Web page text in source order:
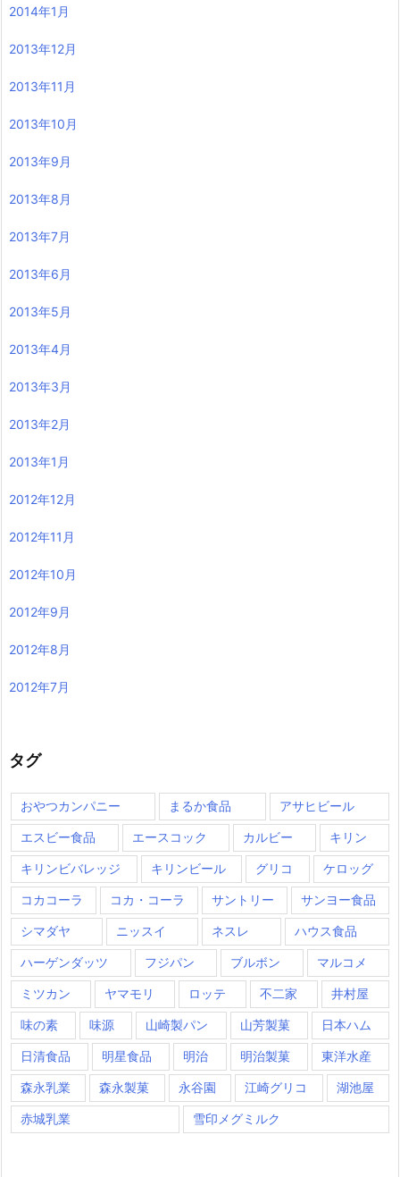
2014年1月
2013年12月
2013年11月
2013年10月
2013年9月
2013年8月
2013年7月
2013年6月
2013年5月
2013年4月
2013年3月
2013年2月
2013年1月
2012年12月
2012年11月
2012年10月
2012年9月
2012年8月
2012年7月
タグ
おやつカンパニー まるか食品 アサヒビール
エスビー食品 エースコック カルビー キリン
キリンビバレッジ キリンビール グリコ ケロッグ
コカコーラ コカ・コーラ サントリー サンヨー食品
シマダヤ ニッスイ ネスレ ハウス食品
ハーゲンダッツ フジパン ブルボン マルコメ
ミツカン ヤマモリ ロッテ 不二家 井村屋
味の素 味源 山崎製パン 山芳製菓 日本ハム
日清食品 明星食品 明治 明治製菓 東洋水産
森永乳業 森永製菓 永谷園 江崎グリコ 湖池屋
赤城乳業 雪印メグミルク